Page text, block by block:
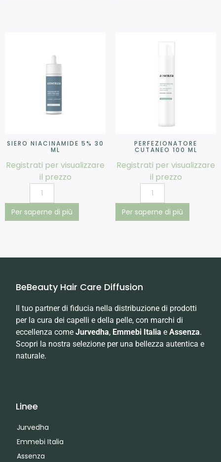
SIERO NIACINAMIDE 5% 30
ML
Registrati per visualizzare
il prezzo
Per saperne di più
PERFEZIONATORE
CUTANEO 100 ML
Registrati per visualizzare
il prezzo
Per saperne di più
BeBeauty Hair Care Diffusion
Il tuo partner di fiducia nella distribuzione di prodotti
per la cura dei capelli e della pelle, con marchi di
eccellenza come Jurvedha, Emmebi Italia e Assenza.
Scopri la nostra selezione per una bellezza autentica e
naturale.
Linee
Jurvedha
Emmebi Italia
Assenza